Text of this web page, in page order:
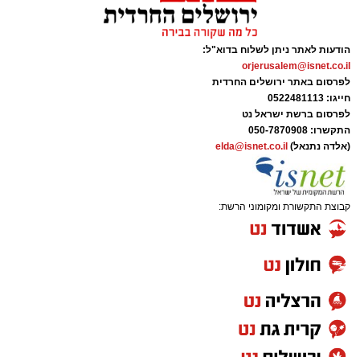
הודעות לאתר ניתן לשלוח בדוא"ל:
orjerusalem@isnet.co.il
לפרסום באתר ירושלים החרדית
חייגו: 0522481113
לפרסום ברשת ישראל נט
התקשרו: 050-7870908
(אלדה נתנאל) elda@isnet.co.il
קבוצת התקשורת ומקומוני הרשת: